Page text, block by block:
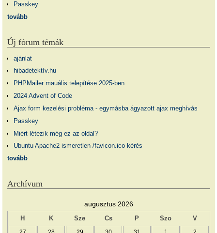
Passkey
tovább
Új fórum témák
ajánlat
hibadetektív.hu
PHPMailer mauális telepítése 2025-ben
2024 Advent of Code
Ajax form kezelési probléma - egymásba ágyazott ajax meghívás
Passkey
Miért létezik még ez az oldal?
Ubuntu Apache2 ismeretlen /favicon.ico kérés
tovább
Archívum
augusztus 2026
H K Sze Cs P Szo V